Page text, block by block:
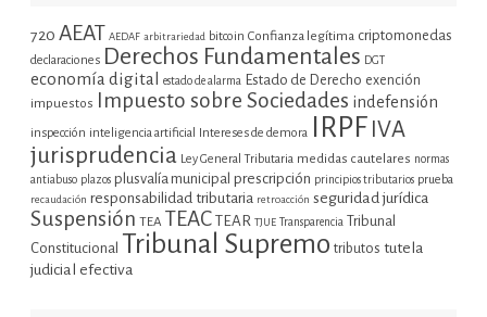
720 AEAT AEDAF arbitrariedad bitcoin Confianza legítima criptomonedas
declaraciones Derechos Fundamentales DGT
economía digital estado de alarma Estado de Derecho exención
impuestos Impuesto sobre Sociedades indefensión
inspección inteligencia artificial Intereses de demora IRPF IVA
jurisprudencia Ley General Tributaria medidas cautelares normas
antiabuso plazos plusvalía municipal prescripción principios tributarios prueba
recaudación responsabilidad tributaria retroacción seguridad jurídica
Suspensión TEA TEAC TEAR TJUE Transparencia Tribunal
Constitucional Tribunal Supremo tributos tutela
judicial efectiva